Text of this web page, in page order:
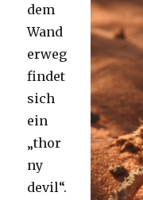
dem
Wand
erweg
findet
sich
ein
„thor
ny
devil“.